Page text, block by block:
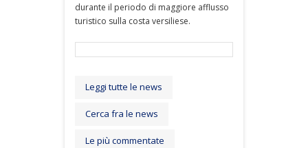
durante il periodo di maggiore afflusso
turistico sulla costa versiliese.
Leggi tutte le news
Cerca fra le news
Le più commentate